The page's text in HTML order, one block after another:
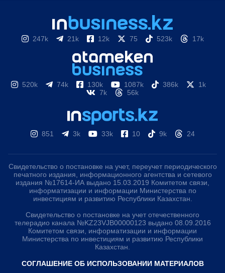
247k 21k 12k 75 523k 17k
520k 74k 130k 1087k 386k
1k
7k
56k
851 3k 33k 10 9k 24
Свидетельство о постановке на учет, переучет периодического
печатного издания, информационного агентства и сетевого
издания №17614-ИА выдано 15.03.2019 Комитетом связи,
информатизации и информации Министерства по
инвестициям и развитию Республики Казахстан.
Свидетельство о постановке на учет отечественного
телерадио канала №KZ23VJB00000123 выдано 08.09.2016
Комитетом связи, информатизации и информации
Министерства по инвестициям и развитию Республики
Казахстан.
СОГЛАШЕНИЕ ОБ ИСПОЛЬЗОВАНИИ МАТЕРИАЛОВ